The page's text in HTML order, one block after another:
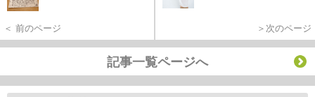
＜ 前のページ ＞次のページ
記事一覧ページへ